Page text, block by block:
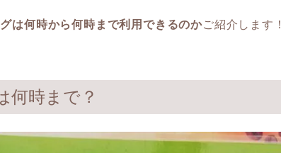
は何時から何時まで利用できるのかご紹介します！
何時まで？